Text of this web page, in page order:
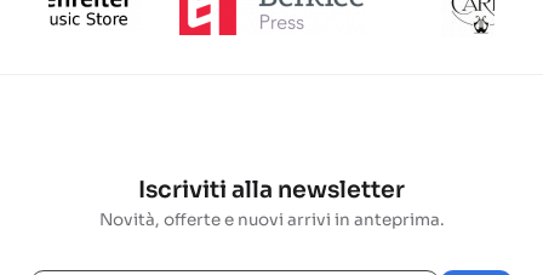
Iscriviti alla newsletter
Novità, offerte e nuovi arrivi in anteprima.